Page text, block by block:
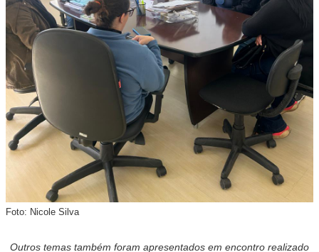
Foto: Nicole Silva
Outros temas também foram apresentados em encontro realizado